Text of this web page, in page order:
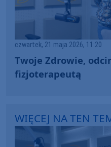
czwartek, 21 maja 2026, 11:20
Twoje Zdrowie,
fizjoterapeutą
WIĘCEJ NA TEN